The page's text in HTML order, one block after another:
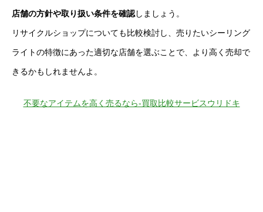
店舗の方針や取り扱い条件を確認しましょう。
リサイクルショップについても比較検討し、売りたいシーリング
ライトの特徴にあった適切な店舗を選ぶことで、より高く売却で
きるかもしれませんよ。
不要なアイテムを高く売るなら-買取比較サービスウリドキ